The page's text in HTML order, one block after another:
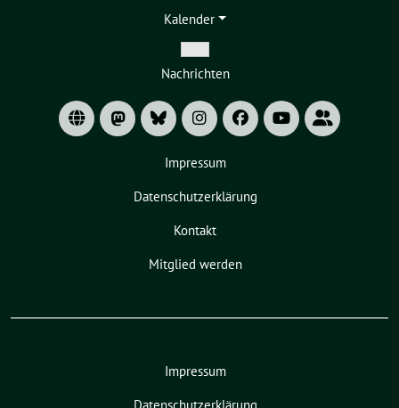
Kalender
Zeige
Untermenü
Nachrichten
Impressum
Datenschutzerklärung
Kontakt
Mitglied werden
Impressum